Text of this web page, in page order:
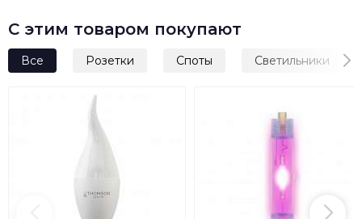
С этим товаром покупают
Все Розетки Споты Светильники